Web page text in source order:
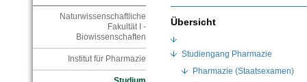
Naturwissenschaftliche
Fakultät I -
Biowissenschaften
Institut für Pharmazie
Übersicht
Studiengang Pharmazie
Pharmazie (Staatsexamen)